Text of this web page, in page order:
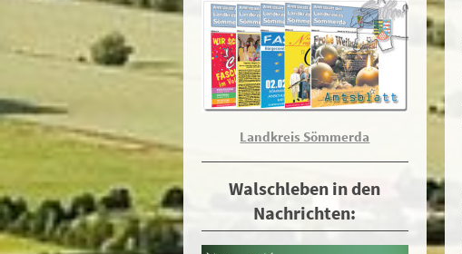
Landkreis Sömmerda
Walschleben in den
Nachrichten: